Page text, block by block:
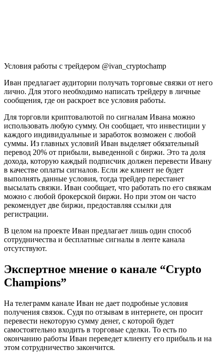
Условия работы с трейдером @ivan_cryptochamp
Иван предлагает аудитории получать торговые связки от него
лично. Для этого необходимо написать трейдеру в личные
сообщения, где он раскроет все условия работы.
Для торговли криптовалютой по сигналам Ивана можно
использовать любую сумму. Он сообщает, что инвестиции у
каждого индивидуальные и заработок возможен с любой
суммы. Из главных условий Иван выделяет обязательный
перевод 20% от прибыли, выведенной с биржи. Это та доля
дохода, которую каждый подписчик должен перевести Ивану
в качестве оплаты сигналов. Если же клиент не будет
выполнять данные условия, тогда трейдер перестанет
высылать связки. Иван сообщает, что работать по его связкам
можно с любой брокерской биржи. Но при этом он часто
рекомендует две биржи, предоставляя ссылки для
регистрации.
В целом на проекте Иван предлагает лишь один способ
сотрудничества и бесплатные сигналы в ленте канала
отсутствуют.
Экспертное мнение о канале “Crypto
Champions”
На телеграмм канале Иван не дает подробные условия
получения связок. Судя по отзывам в интернете, он просит
перевести некоторую сумму денег, с которой будет
самостоятельно входить в торговые сделки. То есть по
окончанию работы Иван переведет клиенту его прибыль и на
этом сотрудничество закончится.